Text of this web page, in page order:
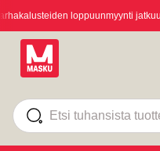
loppuunmyynti jatkuu!